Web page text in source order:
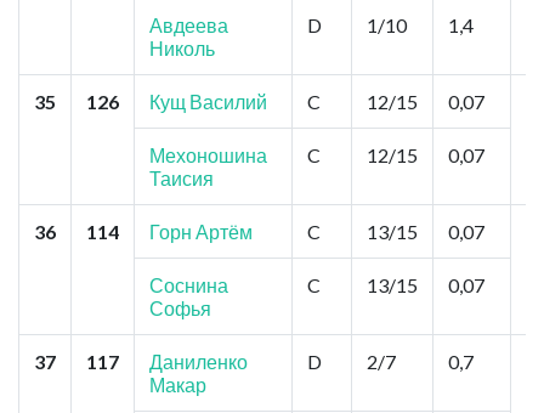
Авдеева
Николь
D 1/10 1,4
35 126 Кущ Василий C 12/15 0,07
Мехоношина
Таисия
C 12/15 0,07
36 114 Горн Артём C 13/15 0,07
Соснина
Софья
C 13/15 0,07
37 117
Даниленко
Макар
D 2/7 0,7